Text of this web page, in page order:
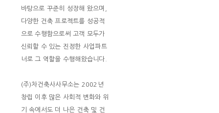
바탕으로 꾸준히 성장해 왔으며,
다양한 건축 프로젝트를 성공적
으로 수행함으로써 고객 모두가
신뢰할 수 있는 진정한 사업파트
너로 그 역할을 수행해왔습니다.
(주)차건축사사무소는 2002년
창립 이후 많은 사회적 변화와 위
기 속에서도 더 나은 건축 및 건